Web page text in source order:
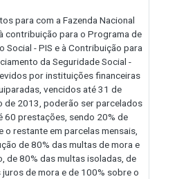
para com a Fazenda Nacional
contribuição para o Programa de
Social - PIS e à Contribuição para
da Seguridade Social -
por instituições financeiras
vencidos até 31 de
de 2013, poderão ser parcelados
60 prestações, sendo 20% de
o restante em parcelas mensais,
de 80% das multas de mora e
de 80% das multas isoladas, de
de mora e de 100% sobre o